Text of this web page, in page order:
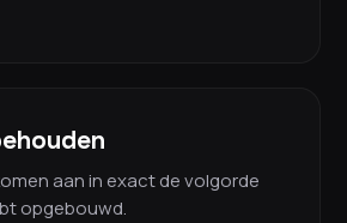
aan in exact de volgorde
opgebouwd.